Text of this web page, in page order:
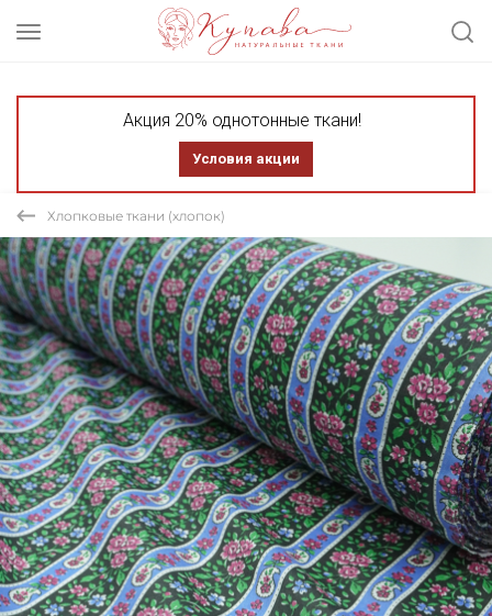
Акция 20% однотонные ткани!
Условия акции
Хлопковые ткани (хлопок)